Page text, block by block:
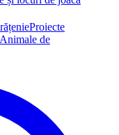
Proiecte
Animale de